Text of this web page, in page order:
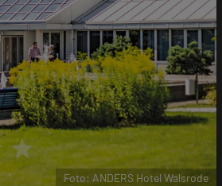
star
Foto: ANDERS Hotel Walsrode